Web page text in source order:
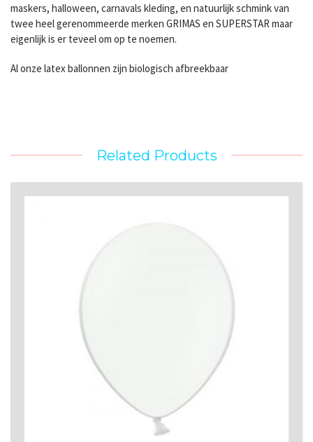
maskers, halloween, carnavals kleding, en natuurlijk schmink van
twee heel gerenommeerde merken GRIMAS en SUPERSTAR maar
eigenlijk is er teveel om op te noemen.
Al onze latex ballonnen zijn biologisch afbreekbaar
Related Products